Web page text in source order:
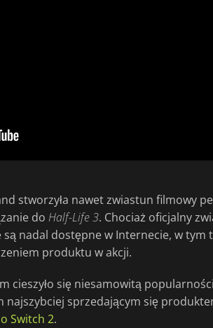
stworzyła nawet zwiastun filmowy
do Half-Life 3. Chociaż oficjalny
nadal dostępne w Internecie, w
produktu w akcji.
cieszyło się niesamowitą
najszybciej sprzedającym się
Switch 2.